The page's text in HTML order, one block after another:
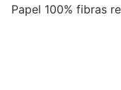
Papel 100% fibras